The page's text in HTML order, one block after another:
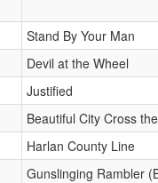
Stand By Your Man
Devil at the Wheel
Justified
Beautiful City Cross
Harlan County Line
Gunslinging Rambler